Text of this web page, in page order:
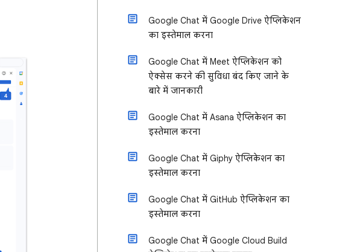
Google Chat में Google Drive ऐप्लिकेशन
का इस्तेमाल करना
Google Chat में Meet ऐप्लिकेशन को
ऐक्सेस करने की सुविधा बंद किए जाने के
बारे में जानकारी
Google Chat में Asana ऐप्लिकेशन का
इस्तेमाल करना
Google Chat में Giphy ऐप्लिकेशन का
इस्तेमाल करना
Google Chat में GitHub ऐप्लिकेशन का
इस्तेमाल करना
Google Chat में Google Cloud Build